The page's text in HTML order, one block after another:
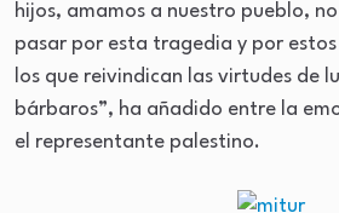
hijos, amamos a nuestro pueblo,
pasar por esta tragedia y por
los que reivindican las virtudes de
bárbaros”, ha añadido entre la
el representante palestino.